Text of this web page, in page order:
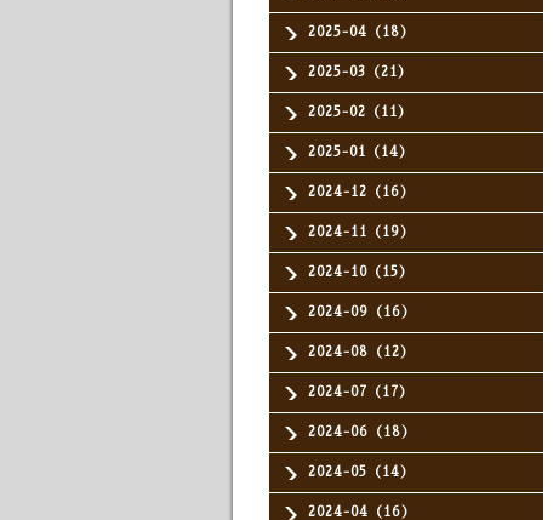
2025-04（18）
2025-03（21）
2025-02（11）
2025-01（14）
2024-12（16）
2024-11（19）
2024-10（15）
2024-09（16）
2024-08（12）
2024-07（17）
2024-06（18）
2024-05（14）
2024-04（16）